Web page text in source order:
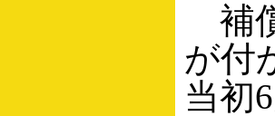
補
が付
当初